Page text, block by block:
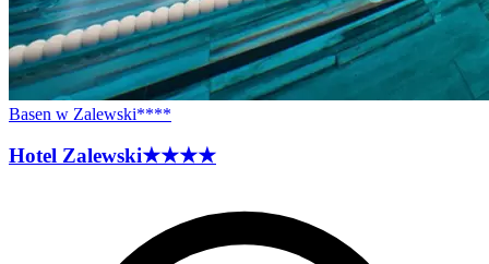
Basen w Zalewski****
Hotel Zalewski★★★★